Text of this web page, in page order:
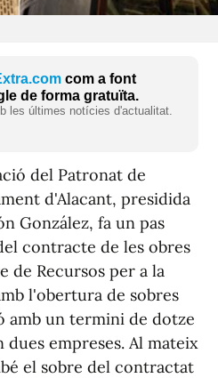
com a font
de forma gratuïta.
les últimes notícies d'actualitat.
del Patronat de
d'Alacant, presidida
González, fa un pas
contracte de les obres
de Recursos per a la
l'obertura de sobres
amb un termini de dotze
dues empreses. Al mateix
el sobre del contractat